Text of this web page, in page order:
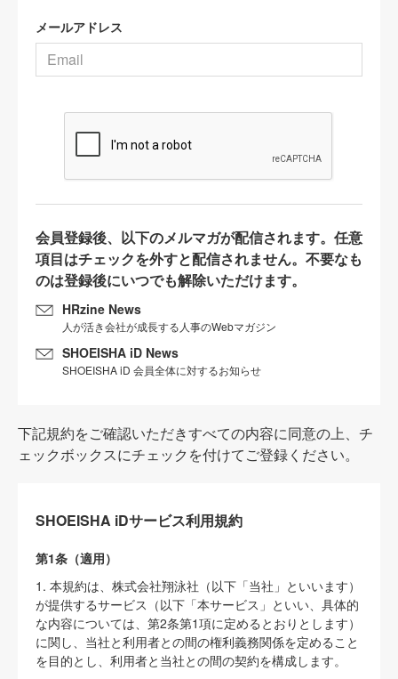
メールアドレス
会員登録後、以下のメルマガが配信されます。任意
項目はチェックを外すと配信されません。不要なも
のは登録後にいつでも解除いただけます。
HRzine News
人が活き会社が成長する人事のWebマガジン
SHOEISHA iD News
SHOEISHA iD 会員全体に対するお知らせ
下記規約をご確認いただきすべての内容に同意の上、チ
ェックボックスにチェックを付けてご登録ください。
SHOEISHA iDサービス利用規約
第1条（適用）
1. 本規約は、株式会社翔泳社（以下「当社」といいます）
が提供するサービス（以下「本サービス」といい、具体的
な内容については、第2条第1項に定めるとおりとします）
に関し、当社と利用者との間の権利義務関係を定めること
を目的とし、利用者と当社との間の契約を構成します。